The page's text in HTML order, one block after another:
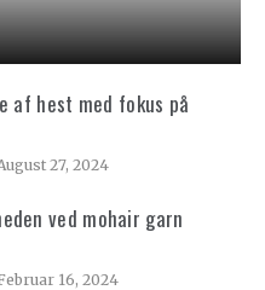
af hest med fokus på
27, 2024
ved mohair garn
16, 2024